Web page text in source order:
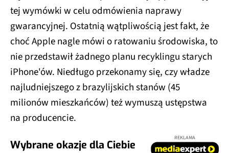
tej wymówki w celu odmówienia naprawy
gwarancyjnej. Ostatnią wątpliwością jest fakt, że
choć Apple nagle mówi o ratowaniu środowiska, to
nie przedstawił żadnego planu recyklingu starych
iPhone'ów. Niedługo przekonamy się, czy władze
najludniejszego z brazylijskich stanów (45
milionów mieszkańców) też wymuszą ustępstwa
na producencie.
Wybrane okazje dla Ciebie
REKLAMA